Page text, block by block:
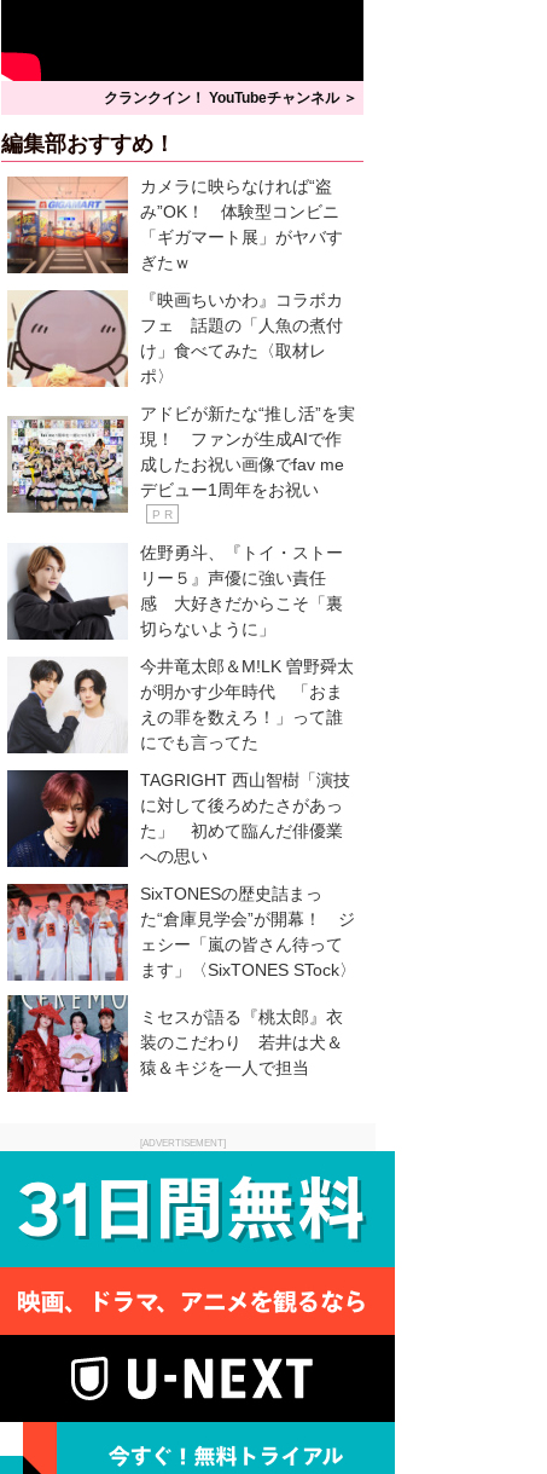
クランクイン！ YouTubeチャンネル ＞
編集部おすすめ！
カメラに映らなければ“盗
み”OK！ 体験型コンビニ
「ギガマート展」がヤバす
ぎたｗ
『映画ちいかわ』コラボカ
フェ 話題の「人魚の煮付
け」食べてみた〈取材レ
ポ〉
アドビが新たな“推し活”を実
現！ ファンが生成AIで作
成したお祝い画像でfav me
デビュー1周年をお祝い
P R
佐野勇斗、『トイ・ストー
リー５』声優に強い責任
感 大好きだからこそ「裏
切らないように」
今井竜太郎＆M!LK 曽野舜太
が明かす少年時代 「おま
えの罪を数えろ！」って誰
にでも言ってた
TAGRIGHT 西山智樹「演技
に対して後ろめたさがあっ
た」 初めて臨んだ俳優業
への思い
SixTONESの歴史詰まっ
た“倉庫見学会”が開幕！ ジ
ェシー「嵐の皆さん待って
ます」〈SixTONES STock〉
ミセスが語る『桃太郎』衣
装のこだわり 若井は犬＆
猿＆キジを一人で担当
[ADVERTISEMENT]